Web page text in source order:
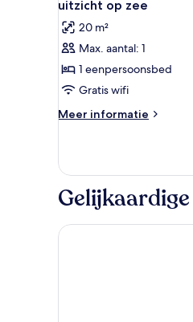
voor
voor
1
persoon,
gedeeltelijk
zee
uitzicht op zee
20 m²
Max. aantal: 1
1 eenpersoonsbed
Gratis wifi
Meer informatie
Meer
voor
persoon,
gedeeltelijk
uitzicht
Arte Hotel